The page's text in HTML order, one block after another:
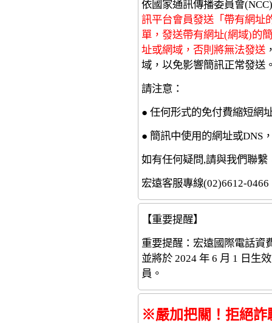
依國家通訊傳播委員會
訊平台會員發送「帶有網址
單，發送帶有網址(網域)的
址或網域，否則將無法發送
域，以免影響簡訊正常發送
請注意：
● 任何形式的免付費縮短網
● 簡訊中使用的網址或DNS
如有任何疑問,請與我們聯
宏遠客服專線(02)6612-0466
【重要提醒】
重要提醒：宏遠國際電話資
並將於 2024 年 6 月 1 日生
員。
※嚴加把關！拒絕詐